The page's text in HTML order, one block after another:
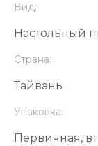
Вид:
Настольный
Страна:
Тайвань
Упаковка:
Первичная,